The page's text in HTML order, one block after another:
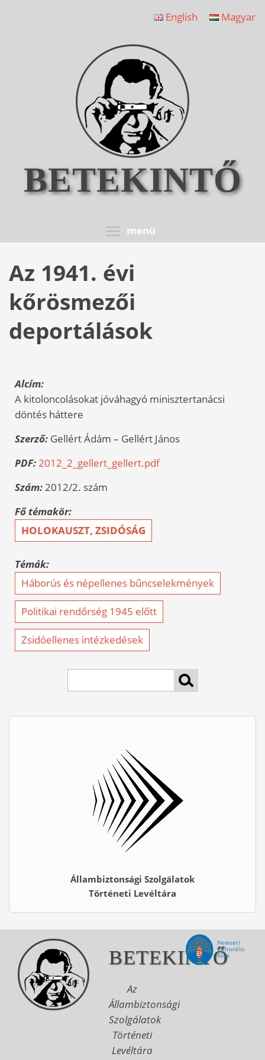
English Magyar
BETEKINTŐ
menü
Az 1941. évi
kőrösmezői
deportálások
Alcím:
A kitoloncolásokat jóváhagyó minisztertanácsi
döntés háttere
Szerző: Gellért Ádám – Gellért János
PDF:2012_2_gellert_gellert.pdf
Szám:2012/2. szám
Fő témakör:
HOLOKAUSZT, ZSIDÓSÁG
Témák:
Háborús és népellenes bűncselekmények
Politikai rendőrség 1945 előtt
Zsidóellenes intézkedések
Állambiztonsági Szolgálatok
Történeti Levéltára
BETEKINTŐ
Az
Állambiztonsági
Szolgálatok
Történeti
Levéltára